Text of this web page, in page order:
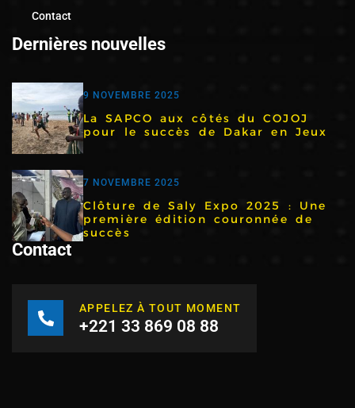
Contact
Dernières nouvelles
9 NOVEMBRE 2025
La SAPCO aux côtés du COJOJ
pour le succès de Dakar en Jeux
7 NOVEMBRE 2025
Clôture de Saly Expo 2025 : Une
première édition couronnée de
succès
Contact
APPELEZ À TOUT MOMENT
+221 33 869 08 88